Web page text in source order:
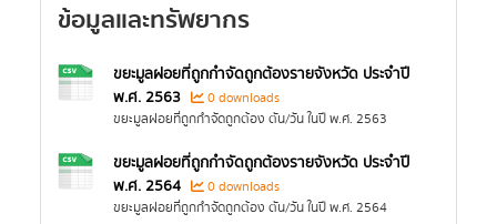
ข้อมูลและทรัพยากร
ขยะมูลฝอยที่ถูกกำจัดถูกต้องรายจังหวัด ประจำปี
พ.ศ. 2563
0 downloads
ขยะมูลฝอยที่ถูกกำจัดถูกต้อง ตัน/วัน ในปี พ.ศ. 2563
ขยะมูลฝอยที่ถูกกำจัดถูกต้องรายจังหวัด ประจำปี
พ.ศ. 2564
0 downloads
ขยะมูลฝอยที่ถูกกำจัดถูกต้อง ตัน/วัน ในปี พ.ศ. 2564